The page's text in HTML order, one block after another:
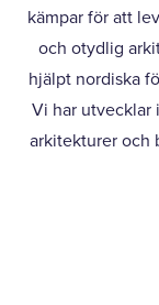
kämpar för att
och otydlig
hjälpt nordiska
Vi har utvecklar
arkitekturer och